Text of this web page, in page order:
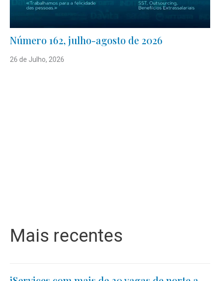
Número 162, julho-agosto de 2026
26 de Julho, 2026
Mais recentes